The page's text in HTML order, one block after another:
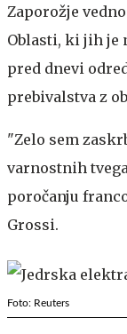
Zaporožje
Oblasti, ki jih je
pred dnevi
prebivalstva z
"Zelo sem
varnostnih
poročanju
Grossi.
Foto: Reuters